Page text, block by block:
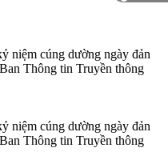
niệm cúng dường ngày đản
Thông tin Truyền thông
niệm cúng dường ngày đản
Thông tin Truyền thông